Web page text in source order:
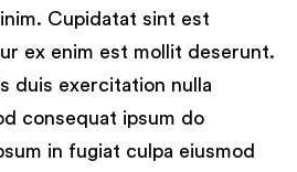
Cupidatat sint est
ex enim est mollit deserunt.
duis exercitation nulla
consequat ipsum do
in fugiat culpa eiusmod